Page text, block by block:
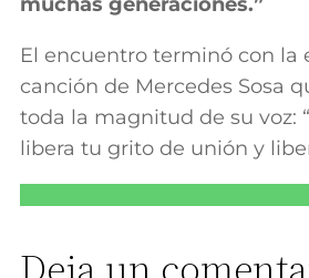
El encuentro terminó con la
canción de Mercedes Sosa
toda la magnitud de su voz:
libera tu grito de unión y